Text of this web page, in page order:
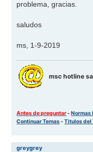
problema, gracias.
saludos
ms, 1-9-2019
msc hotline
Antes de preguntar-Normas
Continuar Temas-Titulos del
greygrey